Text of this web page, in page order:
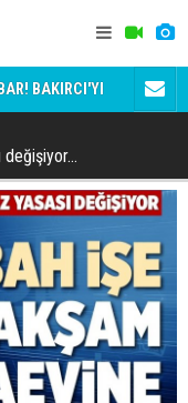
BAKIRCI'YI Bala